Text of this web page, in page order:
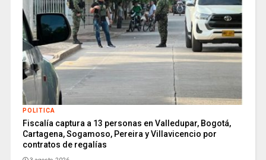
POLITICA
Fiscalía captura a 13 personas en Valledupar, Bogotá,
Cartagena, Sogamoso, Pereira y Villavicencio por
contratos de regalías